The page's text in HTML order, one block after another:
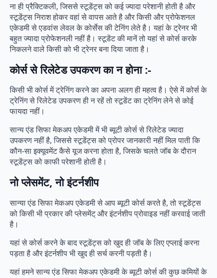
ना ही प्रैक्टिकली, जिससे स्टूडेंट्स को कई ज्यादा परेशानी होती है और
स्टूडेंट्स निराश होकर वहां से वापस आते है और किसी और प्रोफेशनल
एकेडमी से एडवांस लेवल के कोर्सेस की टेनिंग लेते है। यहां के ट्रेनर भी
बहुत ज्यादा प्रोफेशनली नहीं है। स्टूडेंट की मानें तो यहां से कोर्स करके
निकलने वाले किसी को भी ट्रेनर बना दिया जाता है।
कोर्स से रिलेटेड उपकरण का न होना :-
किसी भी कोर्स में ट्रेनिंग करने का अपना अलग ही महत्व है। ऐसे में कोर्स के
ट्रेनिंग से रिलेटेड उपकरण ही न रहें तो स्टूडेंट का ट्रेनिंग लेने से कोई
फायदा नहीं।
सान्य एंड सिफा मेकअप एकेडमी में भी ब्यूटी कोर्स से रिलेटेड ज्यादा
उपकरण नहीं है, जिससे स्टूडेंट्स को प्रोपर जानकारी नहीं मिल पाती कि
कौन-सा इक्यूवमेंट कैसे यूज करना होता है, जिसके चलते जॉब के दौरान
स्टूडेंट्स को काफी परेशानी होती है।
नो प्लेसमेंट, नो इंटर्नशीप
सान्या एंड सिफा मेकअप एकेडमी से आप ब्यूटी कोर्स करते है, तो स्टूडेंट्स
को किसी भी प्रकार की प्लेसमेंट् और इंटर्नशीप प्रोवाइड नहीं करवाई जाती
है।
यहां से कोर्स करने के बाद स्टूडेंट्स को खुद ही जॉब के लिए एप्लाई करना
पड़ता है और इंटर्नशीप भी खुद ही सर्च करनी पड़ती है।
यहां हमने सान्य एंड सिफा मेकअप एकेडमी के ब्यूटी कोर्स की कुछ कमियों के